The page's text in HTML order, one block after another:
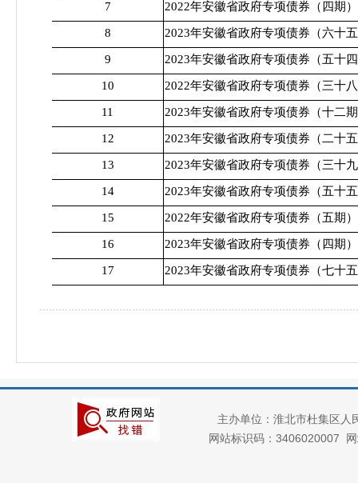
7 2022年安徽省政府专项债券（四期）
8 2023年安徽省政府专项债券（六十
9 2023年安徽省政府专项债券（五十
10 2022年安徽省政府专项债券（三十
11 2023年安徽省政府专项债券（十二
12 2023年安徽省政府专项债券（二十
13 2023年安徽省政府专项债券（三十
14 2023年安徽省政府专项债券（五十
15 2022年安徽省政府专项债券（五期）
16 2023年安徽省政府专项债券（四期）
17 2023年安徽省政府专项债券（七十
主办单位：淮北市杜集区
网站标识码：3406020007